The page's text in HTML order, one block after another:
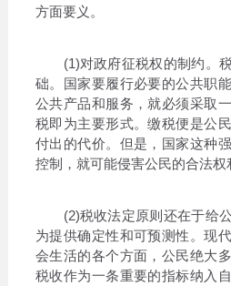
方面要义。
(1)对政府征税权的制约。税
础。国家要履行必要的公共职
公共产品和服务，就必须采取
税即为主要形式。缴税便是公
付出的代价。但是，国家这种
控制，就可能侵害公民的合法权
(2)税收法定原则还在于给公
为提供确定性和可预测性。现
会生活的各个方面，公民绝大
税收作为一条重要的指标纳入